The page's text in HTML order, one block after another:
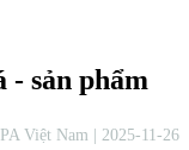
- sản phẩm
Việt Nam | 2025-11-26